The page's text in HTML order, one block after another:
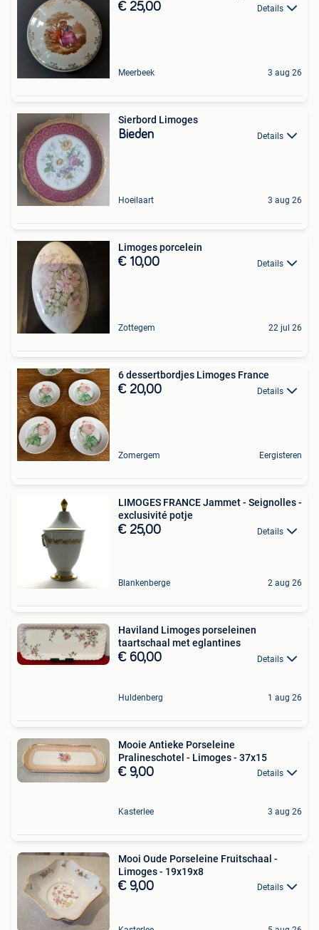
€ 25,00 Details
Meerbeek 3 aug 26
Sierbord Limoges
Bieden Details
Hoeilaart 3 aug 26
Limoges porcelein
€ 10,00 Details
Zottegem 22 jul 26
6 dessertbordjes Limoges France
€ 20,00 Details
Zomergem Eergisteren
LIMOGES FRANCE Jammet - Seignolles -
exclusivité potje
€ 25,00 Details
Blankenberge 2 aug 26
Haviland Limoges porseleinen
taartschaal met eglantines
€ 60,00 Details
Huldenberg 1 aug 26
Mooie Antieke Porseleine
Pralineschotel - Limoges - 37x15
€ 9,00 Details
Kasterlee 3 aug 26
Mooi Oude Porseleine Fruitschaal -
Limoges - 19x19x8
€ 9,00 Details